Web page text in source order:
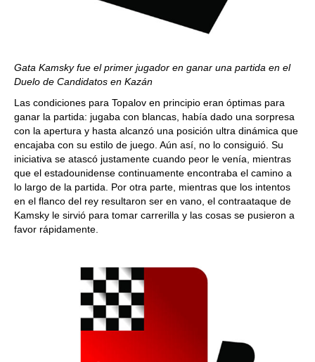
Gata Kamsky fue el primer jugador en ganar una partida en el
Duelo de Candidatos en Kazán
Las condiciones para Topalov en principio eran óptimas para
ganar la partida: jugaba con blancas, había dado una sorpresa
con la apertura y hasta alcanzó una posición ultra dinámica que
encajaba con su estilo de juego. Aún así, no lo consiguió. Su
iniciativa se atascó justamente cuando peor le venía, mientras
que el estadounidense continuamente encontraba el camino a
lo largo de la partida. Por otra parte, mientras que los intentos
en el flanco del rey resultaron ser en vano, el contraataque de
Kamsky le sirvió para tomar carrerilla y las cosas se pusieron a
favor rápidamente.